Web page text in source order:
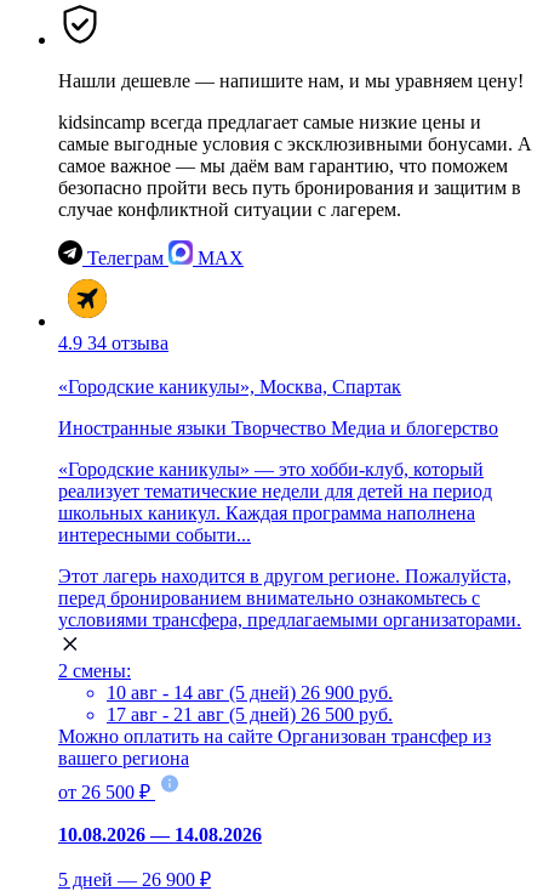
Нашли дешевле — напишите нам, и мы уравняем цену!
kidsincamp всегда предлагает самые низкие цены и
самые выгодные условия с эксклюзивными бонусами. А
самое важное — мы даём вам гарантию, что поможем
безопасно пройти весь путь бронирования и защитим в
случае конфликтной ситуации с лагерем.
Телеграм MAX
4.9 34 отзыва
«Городские каникулы», Москва, Спартак
Иностранные языки Творчество Медиа и блогерство
«Городские каникулы» — это хобби-клуб, который
реализует тематические недели для детей на период
школьных каникул. Каждая программа наполнена
интересными событи...
Этот лагерь находится в другом регионе. Пожалуйста,
перед бронированием внимательно ознакомьтесь с
условиями трансфера, предлагаемыми организаторами.
2 смены:
10 авг - 14 авг (5 дней) 26 900 руб.
17 авг - 21 авг (5 дней) 26 500 руб.
Можно оплатить на сайте Организован трансфер из
вашего региона
от 26 500 ₽
10.08.2026 — 14.08.2026
5 дней — 26 900 ₽